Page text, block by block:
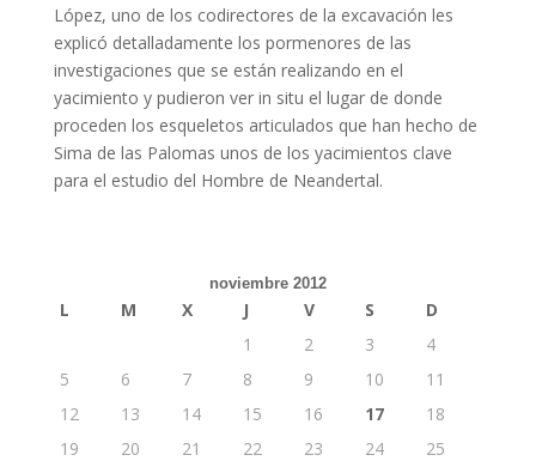
López, uno de los codirectores de la excavación les
explicó detalladamente los pormenores de las
investigaciones que se están realizando en el
yacimiento y pudieron ver in situ el lugar de donde
proceden los esqueletos articulados que han hecho de
Sima de las Palomas unos de los yacimientos clave
para el estudio del Hombre de Neandertal.
noviembre 2012
L M X J V S
D
1
2 3
4
5
6 7 8 9 10
11
12
13 14 15 16 17
18
19
20 21 22 23 24
25